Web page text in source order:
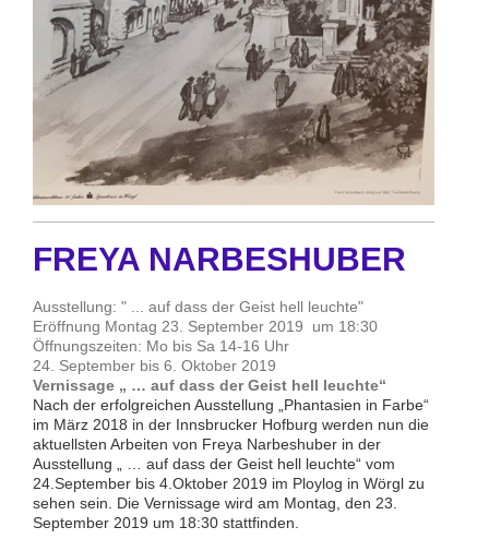
FREYA NARBESHUBER
Ausstellung: " ... auf dass der Geist hell leuchte"
Eröffnung Montag 23. September 2019 um 18:30
Öffnungszeiten: Mo bis Sa 14-16 Uhr
24. September bis 6. Oktober 2019
Vernissage „ … auf dass der Geist hell leuchte“
Nach der erfolgreichen Ausstellung „Phantasien in Farbe“
im März 2018 in der Innsbrucker Hofburg werden nun die
aktuellsten Arbeiten von Freya Narbeshuber in der
Ausstellung „ … auf dass der Geist hell leuchte“ vom
24.September bis 4.Oktober 2019 im Ploylog in Wörgl zu
sehen sein. Die Vernissage wird am Montag, den 23.
September 2019 um 18:30 stattfinden.